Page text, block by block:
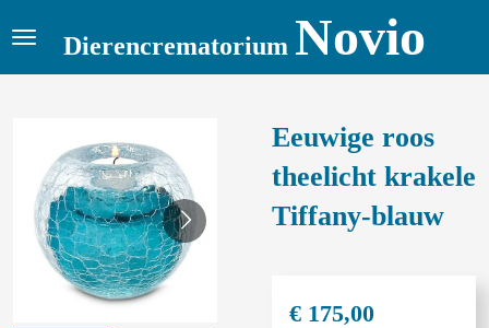
Ga
hoofdinhoud
Dierencrematorium Novio
Eeuwige roos
theelicht krakele
Tiffany-blauw
€ 175,00